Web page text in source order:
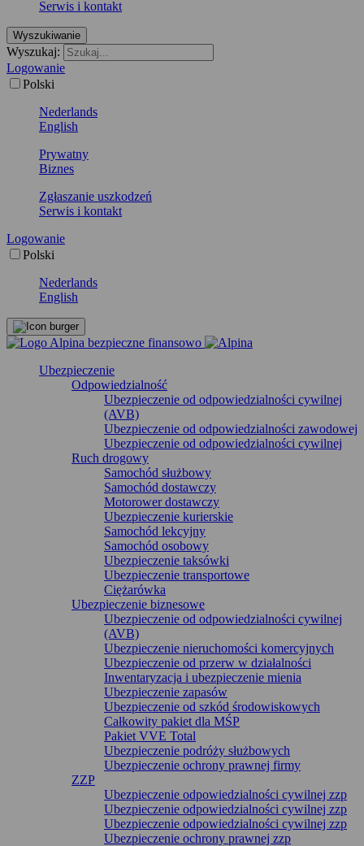
Serwis i kontakt
Wyszukiwanie
Wyszukaj:
Logowanie
Polski
Nederlands
English
Prywatny
Biznes
Zgłaszanie uszkodzeń
Serwis i kontakt
Logowanie
Polski
Nederlands
English
Ubezpieczenie
Odpowiedzialność
Ubezpieczenie od odpowiedzialności cywilnej
(AVB)
Ubezpieczenie od odpowiedzialności zawodowej
Ubezpieczenie od odpowiedzialności cywilnej
Ruch drogowy
Samochód służbowy
Samochód dostawczy
Motorower dostawczy
Ubezpieczenie kurierskie
Samochód lekcyjny
Samochód osobowy
Ubezpieczenie taksówki
Ubezpieczenie transportowe
Ciężarówka
Ubezpieczenie biznesowe
Ubezpieczenie od odpowiedzialności cywilnej
(AVB)
Ubezpieczenie nieruchomości komercyjnych
Ubezpieczenie od przerw w działalności
Inwentaryzacja i ubezpieczenie mienia
Ubezpieczenie zapasów
Ubezpieczenie od szkód środowiskowych
Całkowity pakiet dla MŚP
Pakiet VVE Total
Ubezpieczenie podróży służbowych
Ubezpieczenie ochrony prawnej firmy
ZZP
Ubezpieczenie odpowiedzialności cywilnej zzp
Ubezpieczenie odpowiedzialności cywilnej zzp
Ubezpieczenie odpowiedzialności cywilnej zzp
Ubezpieczenie ochrony prawnej zzp